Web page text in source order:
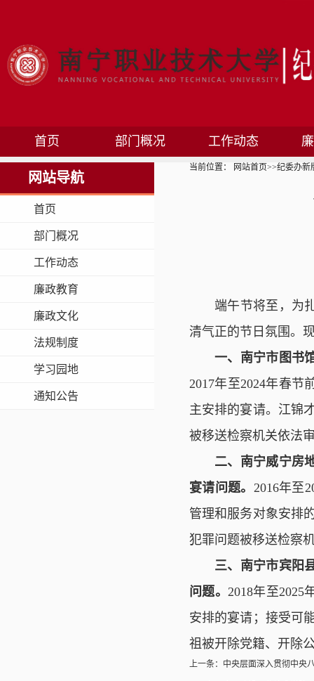
首页 部门概况 工作动态
网站导航
首页
部门概况
工作动态
廉政教育
廉政文化
法规制度
学习园地
通知公告
当前位置： 网站首页>>纪委办新
端午节将至，为
清气正的节日氛围。
一、南宁市图书
2017年至2024年春
主安排的宴请。江锦
被移送检察机关依法
二、南宁威宁房
宴请问题。 2016年至
管理和服务对象安排
犯罪问题被移送检察
三、南宁市宾阳
问题。 2018年至2025
安排的宴请；接受可
祖被开除党籍、开除
上一条： 中央层面深入贯彻中央